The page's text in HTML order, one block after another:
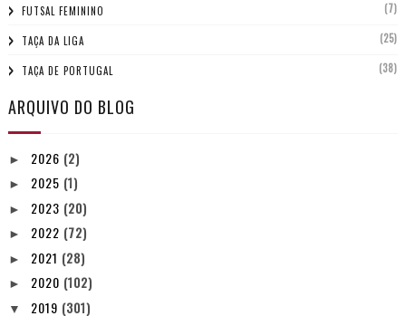
FUTSAL FEMININO (7)
TAÇA DA LIGA (25)
TAÇA DE PORTUGAL (38)
ARQUIVO DO BLOG
► 2026 (2)
► 2025 (1)
► 2023 (20)
► 2022 (72)
► 2021 (28)
► 2020 (102)
▼ 2019 (301)